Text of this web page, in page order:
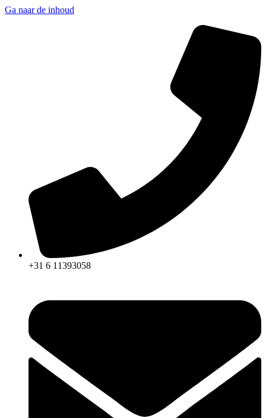
Ga naar de inhoud
+31 6 11393058